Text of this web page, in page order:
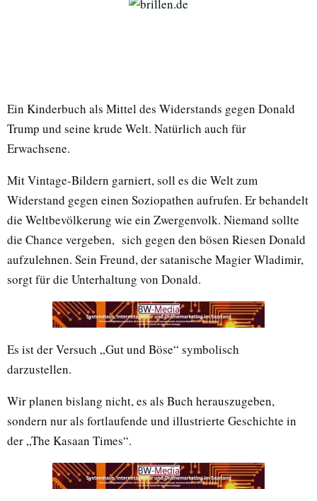
Ein Kinderbuch als Mittel des Widerstands gegen Donald
Trump und seine krude Welt. Natürlich auch für
Erwachsene.
Mit Vintage-Bildern garniert, soll es die Welt zum
Widerstand gegen einen Soziopathen aufrufen. Er behandelt
die Weltbevölkerung wie ein Zwergenvolk. Niemand sollte
die Chance vergeben, sich gegen den bösen Riesen Donald
aufzulehnen. Sein Freund, der satanische Magier Wladimir,
sorgt für die Unterhaltung von Donald.
Es ist der Versuch „Gut und Böse“ symbolisch
darzustellen.
Wir planen bislang nicht, es als Buch herauszugeben,
sondern nur als fortlaufende und illustrierte Geschichte in
der „The Kasaan Times“.